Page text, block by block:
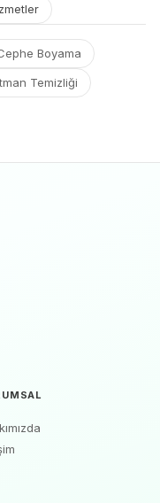
Boyama
Temizliği